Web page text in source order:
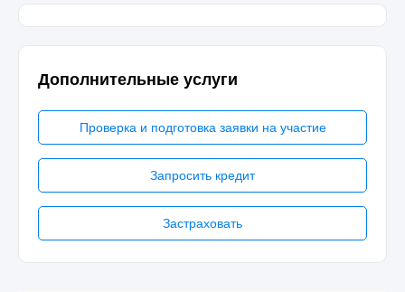
Дополнительные услуги
Проверка и подготовка заявки на участие
Запросить кредит
Застраховать